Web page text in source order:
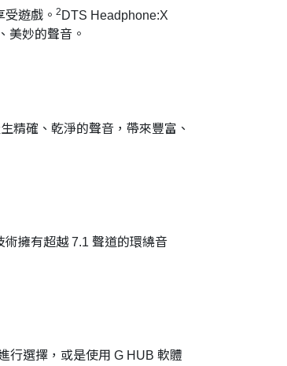
遊戲。 2 DTS Headphone:X
美妙的聲音。
精確、乾淨的聲音，帶來豐富、
擁有超越 7.1 聲道的環繞音
行選擇，或是使用 G HUB 軟體